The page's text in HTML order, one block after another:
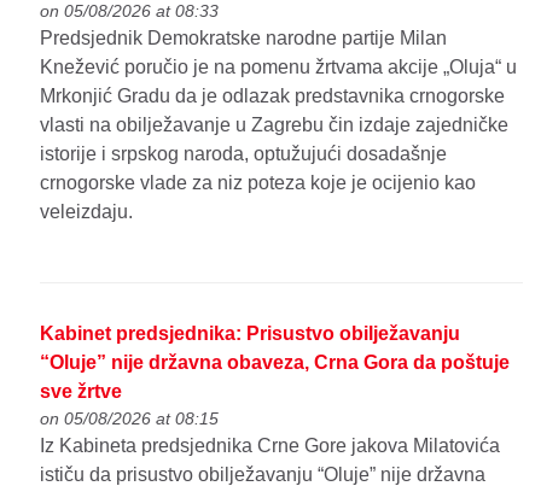
on 05/08/2026 at 08:33
Predsjednik Demokratske narodne partije Milan
Knežević poručio je na pomenu žrtvama akcije „Oluja“ u
Mrkonjić Gradu da je odlazak predstavnika crnogorske
vlasti na obilježavanje u Zagrebu čin izdaje zajedničke
istorije i srpskog naroda, optužujući dosadašnje
crnogorske vlade za niz poteza koje je ocijenio kao
veleizdaju.
Kabinet predsjednika: Prisustvo obilježavanju
“Oluje” nije državna obaveza, Crna Gora da poštuje
sve žrtve
on 05/08/2026 at 08:15
Iz Kabineta predsjednika Crne Gore jakova Milatovića
ističu da prisustvo obilježavanju “Oluje” nije državna